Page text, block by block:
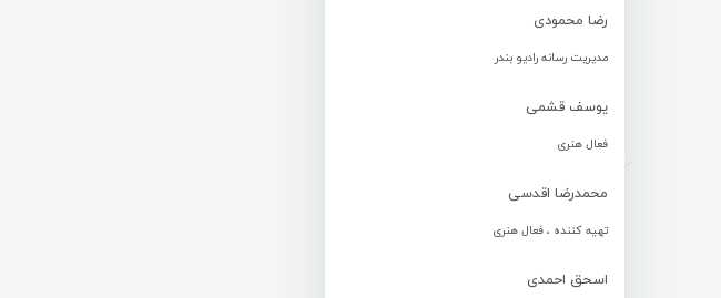
رضا محمودی
مدیریت رسانه رادیو بندر
یوسف قشمی
فعال هنری
محمدرضا اقدسی
تهیه کننده ، فعال هنری
اسحق احمدی